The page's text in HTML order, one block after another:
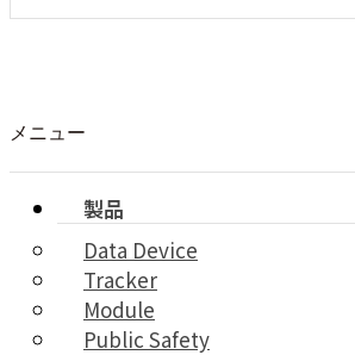
メニュー
製品
Data Device
Tracker
Module
Public Safety